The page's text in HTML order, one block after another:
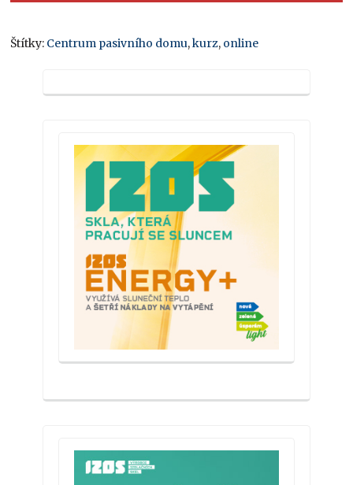
Štítky: Centrum pasivního domu,kurz, online